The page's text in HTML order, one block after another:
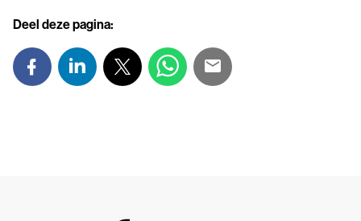
Deel deze pagina: